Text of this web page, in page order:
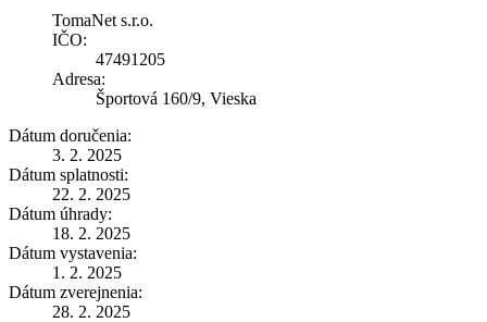
TomaNet s.r.o.
IČO:
47491205
Adresa:
Športová 160/9, Vieska
Dátum doručenia:
3. 2. 2025
Dátum splatnosti:
22. 2. 2025
Dátum úhrady:
18. 2. 2025
Dátum vystavenia:
1. 2. 2025
Dátum zverejnenia:
28. 2. 2025